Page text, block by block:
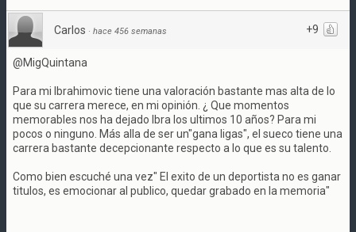
+9
Carlos · hace 456 semanas
@MigQuintana
Para mi Ibrahimovic tiene una valoración bastante mas alta de lo
que su carrera merece, en mi opinión. ¿ Que momentos
memorables nos ha dejado Ibra los ultimos 10 años? Para mi
pocos o ninguno. Más alla de ser un"gana ligas", el sueco tiene una
carrera bastante decepcionante respecto a lo que es su talento.
Como bien escuché una vez" El exito de un deportista no es ganar
titulos, es emocionar al publico, quedar grabado en la memoria"